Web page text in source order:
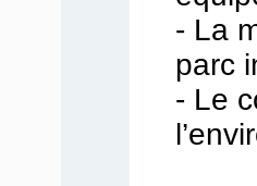
- La
parc
- Le